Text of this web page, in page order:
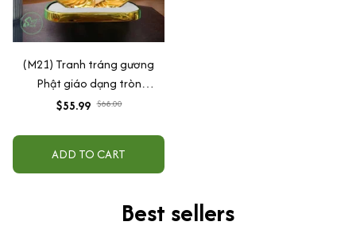
(M21) Tranh tráng gương
Phật giáo dạng tròn
30x30cm (Tặng đế để bàn)
$55.99 $68.00
ADD TO CART
Best sellers